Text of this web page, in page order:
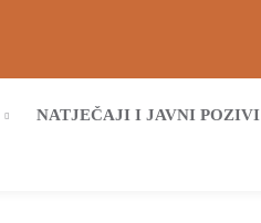
NATJEČAJI I JAVNI POZIVI